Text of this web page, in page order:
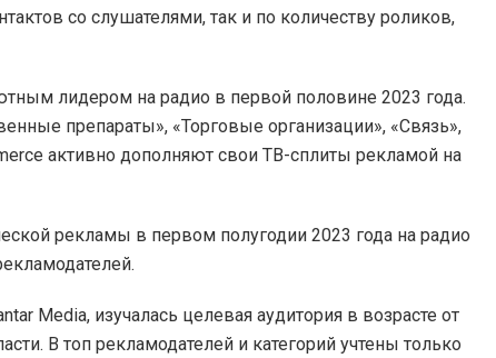
со слушателями, так и по количеству роликов,
лидером на радио в первой половине 2023 года.
препараты», «Торговые организации», «Связь»,
активно дополняют свои ТВ-сплиты рекламой на
рекламы в первом полугодии 2023 года на радио
Media, изучалась целевая аудитория в возрасте от
В топ рекламодателей и категорий учтены только